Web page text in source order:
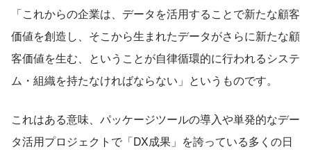
「これからの企業は、データを活用することで新たな顧客
価値を創造し、そこから生まれたデータがさらに新たな顧
客価値を生む、ということが自律循環的に行われるシステ
ム・組織を持たなければならない」というものです。
これはある意味、パッケージツールの導入や単発的なデー
タ活用プロジェクトで「DX成果」を誇っている多くの日